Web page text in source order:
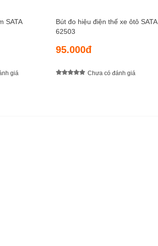
SATA
giá
Bút đo hiệu điện thế xe ôtô SATA
62503
95.000đ
Chưa có đánh giá